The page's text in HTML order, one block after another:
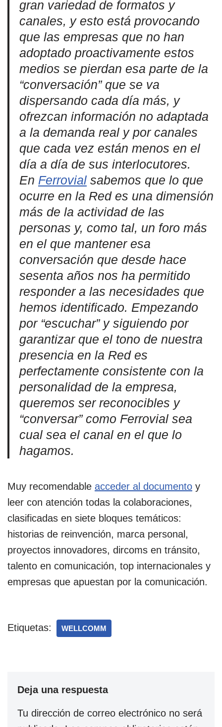
gran variedad de formatos y
canales, y esto está provocando
que las empresas que no han
adoptado proactivamente estos
medios se pierdan esa parte de la
“conversación” que se va
dispersando cada día más, y
ofrezcan información no adaptada
a la demanda real y por canales
que cada vez están menos en el
día a día de sus interlocutores.
En Ferrovial sabemos que lo que
ocurre en la Red es una dimensión
más de la actividad de las
personas y, como tal, un foro más
en el que mantener esa
conversación que desde hace
sesenta años nos ha permitido
responder a las necesidades que
hemos identificado. Empezando
por “escuchar” y siguiendo por
garantizar que el tono de nuestra
presencia en la Red es
perfectamente consistente con la
personalidad de la empresa,
queremos ser reconocibles y
“conversar” como Ferrovial sea
cual sea el canal en el que lo
hagamos.
Muy recomendable acceder al documento y
leer con atención todas la colaboraciones,
clasificadas en siete bloques temáticos:
historias de reinvención, marca personal,
proyectos innovadores, dircoms en tránsito,
talento en comunicación, top internacionales y
empresas que apuestan por la comunicación.
Etiquetas: WELLCOMM
Deja una respuesta
Tu dirección de correo electrónico no será